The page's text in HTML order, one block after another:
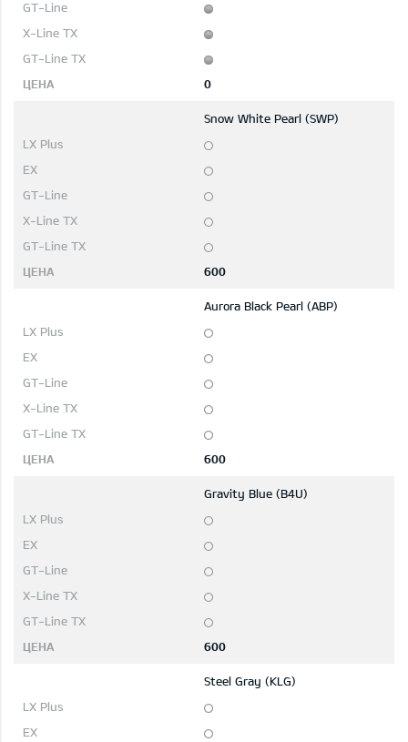
0
Snow White Pearl (SWP)
600
Aurora Black Pearl (ABP)
600
Gravity Blue (B4U)
600
Steel Gray (KLG)